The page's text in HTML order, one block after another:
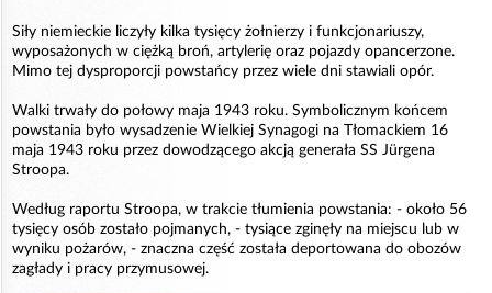
Siły niemieckie liczyły kilka tysięcy żołnierzy i funkcjonariuszy,
wyposażonych w ciężką broń, artylerię oraz pojazdy opancerzone.
Mimo tej dysproporcji powstańcy przez wiele dni stawiali opór.
Walki trwały do połowy maja 1943 roku. Symbolicznym końcem
powstania było wysadzenie Wielkiej Synagogi na Tłomackiem 16
maja 1943 roku przez dowodzącego akcją generała SS Jürgena
Stroopa.
Według raportu Stroopa, w trakcie tłumienia powstania: - około 56
tysięcy osób zostało pojmanych, - tysiące zginęły na miejscu lub w
wyniku pożarów, - znaczna część została deportowana do obozów
zagłady i pracy przymusowej.